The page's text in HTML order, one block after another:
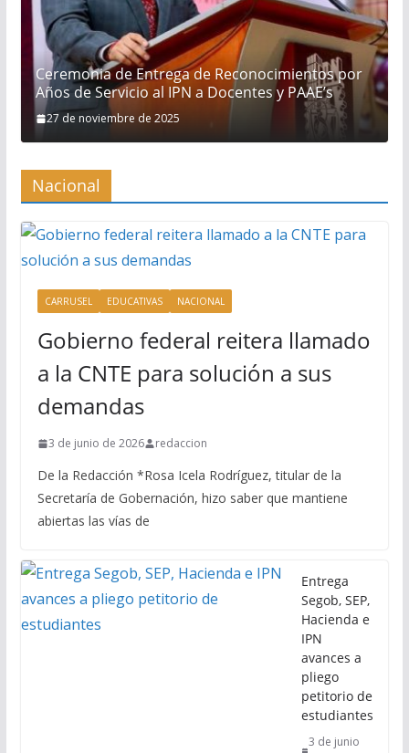
Ceremonia de Entrega de Reconocimientos por
Años de Servicio al IPN a Docentes y PAAE’s
27 de noviembre de 2025
Nacional
CARRUSEL EDUCATIVAS NACIONAL
Gobierno federal reitera llamado
a la CNTE para solución a sus
demandas
3 de junio de 2026 redaccion
De la Redacción *Rosa Icela Rodríguez, titular de la
Secretaría de Gobernación, hizo saber que mantiene
abiertas las vías de
Entrega
Segob, SEP,
Hacienda e
IPN
avances a
pliego
petitorio de
estudiantes
3 de junio